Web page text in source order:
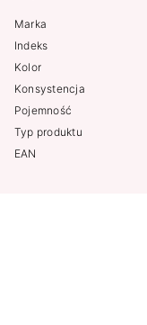
Marka
Indeks
Kolor
Konsystencja
Pojemność
Typ produktu
EAN